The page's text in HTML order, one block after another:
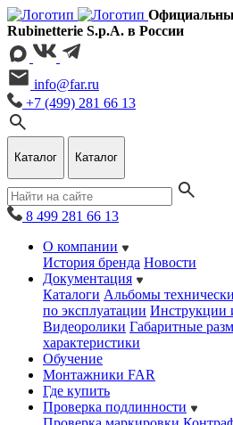
Rubinetterie S.p.A. в России
info@far.ru
+7 (499) 281 66 13
Каталог Каталог
8 499 281 66 13
О компании
История бренда Новости
Документация
Каталоги Альбомы
по эксплуатации Инструкции
Видеоролики Габаритные
характеристики
Обучение
Монтажники FAR
Где купить
Проверка подлинности